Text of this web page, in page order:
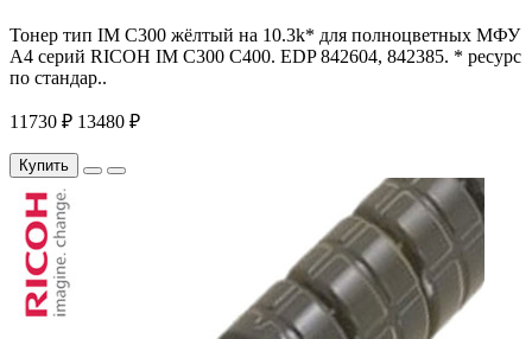
Тонер тип IM C300 жёлтый на 10.3k* для полноцветных МФУ
A4 серий RICOH IM С300 С400. EDP 842604, 842385. * ресурс
по стандар..
11730 ₽ 13480 ₽
Купить